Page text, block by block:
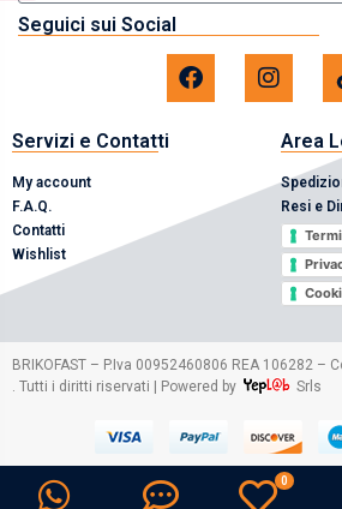
Seguici sui Social
Servizi e Contatti
My account
F.A.Q.
Contatti
Wishlist
Area
Resi e
BRIKOFAST – P.Iva 00952460806 REA 106282 –
. Tutti i diritti riservati | Powered by
Srls
0